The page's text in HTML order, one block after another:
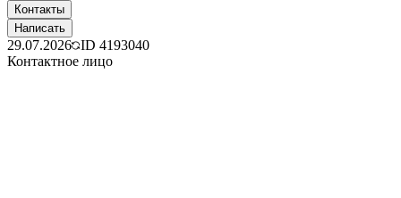
Контакты
Написать
29.07.2026 ID 4193040
Контактное лицо